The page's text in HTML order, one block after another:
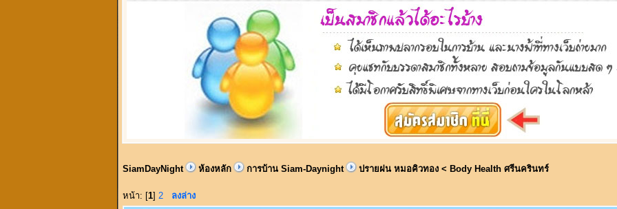
SiamDayNight ห้องหลัก การบ้าน Siam-Daynight ปรายฝน หมอคิวทอง < Body Health ศรีนครินทร์
หน้า: [1] 2 ลงล่าง